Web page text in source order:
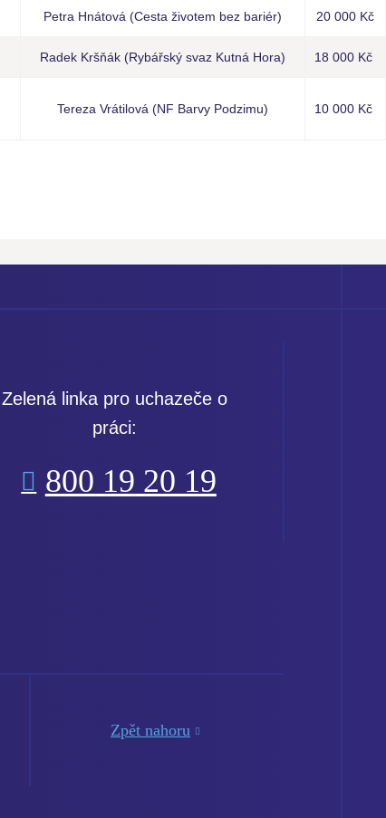
Petra Hnátová (Cesta životem bez bariér) 20 000 Kč
Radek Kršňák (Rybářský svaz Kutná Hora) 18 000 Kč
Tereza Vrátilová (NF Barvy Podzimu) 10 000 Kč
Zelená linka pro uchazeče o
práci:
800 19 20 19
Zpět nahoru